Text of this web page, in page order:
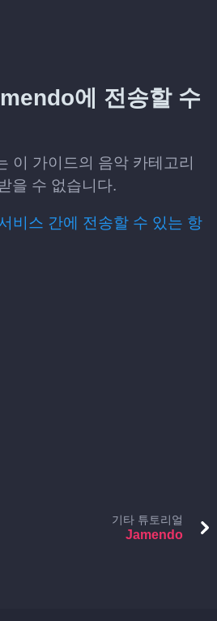
에 전송할 수
이 가이드의 음악 카테고리
을 수 없습니다.
비스 간에 전송할 수 있는 항
기타 튜토리얼
Jamendo